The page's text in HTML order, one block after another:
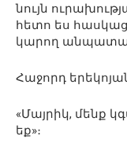
նույն
հետո ես
կարող
Հաջորդ
«Մայրիկ, մենք
եք»։